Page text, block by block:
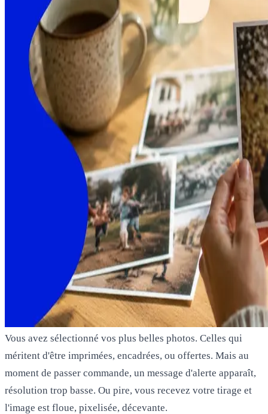
Vous avez sélectionné vos plus belles photos. Celles qui
méritent d'être imprimées, encadrées, ou offertes. Mais au
moment de passer commande, un message d'alerte apparaît,
résolution trop basse. Ou pire, vous recevez votre tirage et
l'image est floue, pixelisée, décevante.